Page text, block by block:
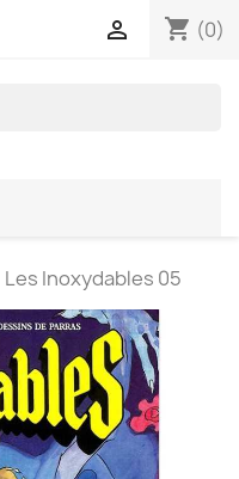
shopping_cart (0)

Les Inoxydables 05